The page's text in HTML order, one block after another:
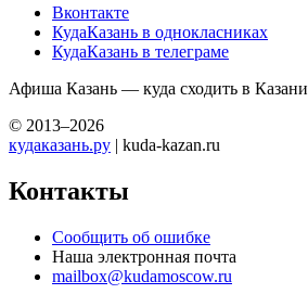
Вконтакте
КудаКазань в однокласниках
КудаКазань в телеграме
Афиша Казань — куда сходить в Казани
© 2013–2026
кудаказань.ру | kuda-kazan.ru
Контакты
Сообщить об ошибке
Наша электронная почта
mailbox@kudamoscow.ru